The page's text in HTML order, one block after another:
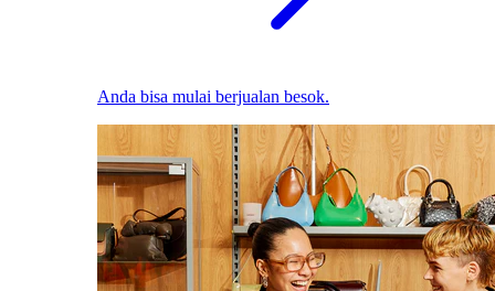
Anda bisa mulai berjualan besok.